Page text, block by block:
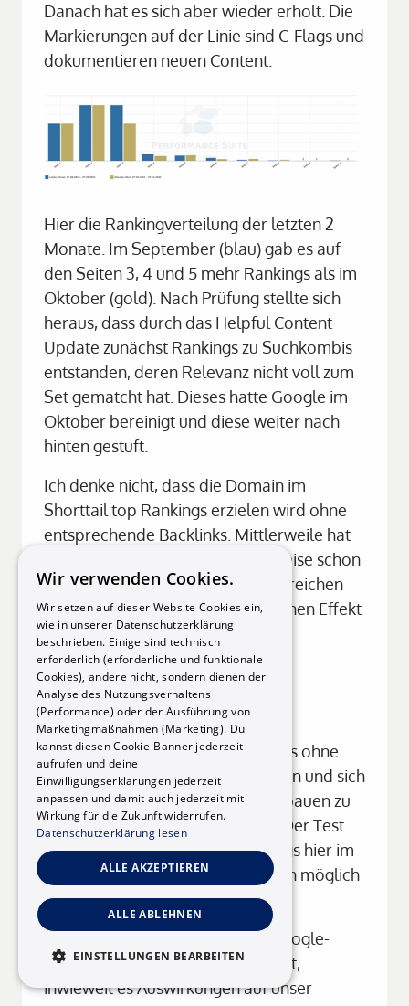
Danach hat es sich aber wieder erholt. Die
Markierungen auf der Linie sind C-Flags und
dokumentieren neuen Content.
Hier die Rankingverteilung der letzten 2
Monate. Im September (blau) gab es auf
den Seiten 3, 4 und 5 mehr Rankings als im
Oktober (gold). Nach Prüfung stellte sich
heraus, dass durch das Helpful Content
Update zunächst Rankings zu Suchkombis
entstanden, deren Relevanz nicht voll zum
Set gematcht hat. Dieses hatte Google im
Oktober bereinigt und diese weiter nach
hinten gestuft.
Ich denke nicht, dass die Domain im
Shorttail top Rankings erzielen wird ohne
entsprechende Backlinks. Mittlerweile hat
sie automatisch auf natürliche Weise schon
ein paar wenige aufgebaut, doch reichen
diese bei Weitem nicht aus, um einen Effekt
zu haben.
Erste Bilanz nach fast 6
Monaten
Es ist schon möglich gute Rankings ohne
extra Arbeit in Backlinks zu erzielen und sich
die Backlinks natürlich passiv aufbauen zu
lassen. Es dauert einfach länger. Der Test
wird zeigen inwieweit top Rankings hier im
Shorttail mit dieser Strategie doch möglich
sind.
Im Dezember soll das nächste Google-
Update kommen. Ich bin gespannt,
inwieweit es Auswirkungen auf unser
Wir verwenden Cookies.
Wir setzen auf dieser Website Cookies ein,
wie in unserer Datenschutzerklärung
beschrieben. Einige sind technisch
erforderlich (erforderliche und funktionale
Cookies), andere nicht, sondern dienen der
Analyse des Nutzungsverhaltens
(Performance) oder der Ausführung von
Marketingmaßnahmen (Marketing). Du
kannst diesen Cookie-Banner jederzeit
aufrufen und deine
Einwilligungserklärungen jederzeit
anpassen und damit auch jederzeit mit
Wirkung für die Zukunft widerrufen.
Datenschutzerklärung lesen
ALLE AKZEPTIEREN
ALLE ABLEHNEN
EINSTELLUNGEN BEARBEITEN